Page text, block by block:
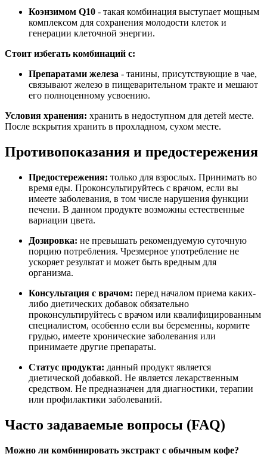
Коэнзимом Q10 - такая комбинация выступает мощным
комплексом для сохранения молодости клеток и
генерации клеточной энергии.
Стоит избегать комбинаций с:
Препаратами железа - танины, присутствующие в чае,
связывают железо в пищеварительном тракте и мешают
его полноценному усвоению.
Условия хранения: хранить в недоступном для детей месте.
После вскрытия хранить в прохладном, сухом месте.
Противопоказания и предостережения
Предостережения: только для взрослых. Принимать во
время еды. Проконсультируйтесь с врачом, если вы
имеете заболевания, в том числе нарушения функции
печени. В данном продукте возможны естественные
вариации цвета.
Дозировка: не превышать рекомендуемую суточную
порцию потребления. Чрезмерное употребление не
ускоряет результат и может быть вредным для
организма.
Консультация с врачом: перед началом приема каких-
либо диетических добавок обязательно
проконсультируйтесь с врачом или квалифицированным
специалистом, особенно если вы беременны, кормите
грудью, имеете хронические заболевания или
принимаете другие препараты.
Статус продукта: данный продукт является
диетической добавкой. Не является лекарственным
средством. Не предназначен для диагностики, терапии
или профилактики заболеваний.
Часто задаваемые вопросы (FAQ)
Можно ли комбинировать экстракт с обычным кофе?